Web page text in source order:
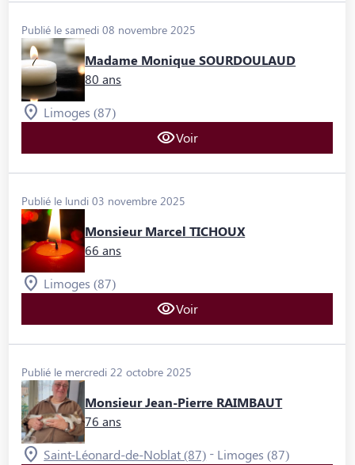
Publié le samedi 08 novembre 2025
Madame Monique SOURDOULAUD
80 ans
Limoges (87)
Voir
Publié le lundi 03 novembre 2025
Monsieur Marcel TICHOUX
66 ans
Limoges (87)
Voir
Publié le mercredi 22 octobre 2025
Monsieur Jean-Pierre RAIMBAUT
76 ans
Saint-Léonard-de-Noblat (87) - Limoges (87)